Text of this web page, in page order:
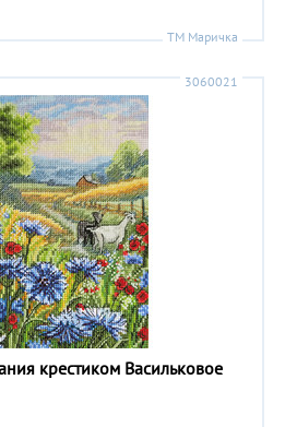
ТМ Маричка
3060021
крестиком Васильковое